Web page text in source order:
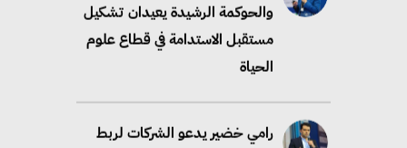
والحوكمة الرشيدة يعيدان تشكيل
مستقبل الاستدامة في قطاع علوم
الحياة
رامي خضير يدعو الشركات لربط